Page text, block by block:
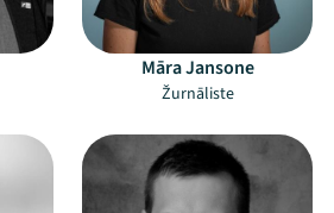
Māra Jansone
Žurnāliste